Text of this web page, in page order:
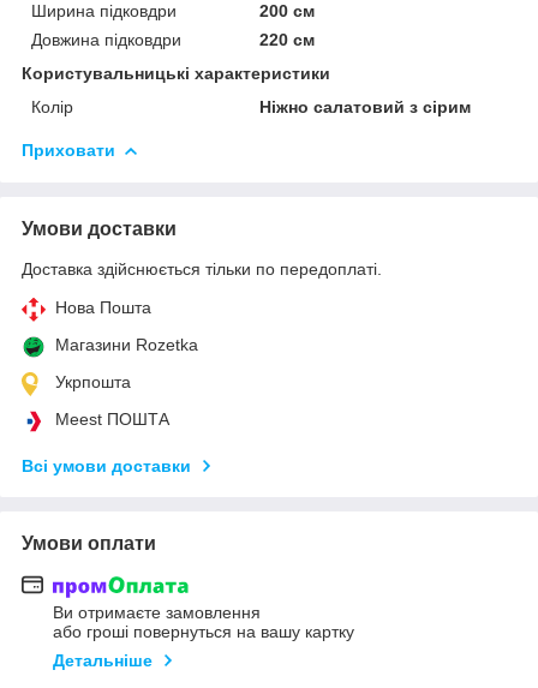
Ширина підковдри
200 см
Довжина підковдри
220 см
Користувальницькі характеристики
Колір
Ніжно салатовий з сірим
Приховати
Умови доставки
Доставка здійснюється тільки по передоплаті.
Нова Пошта
Магазини Rozetka
Укрпошта
Meest ПОШТА
Всі умови доставки
Умови оплати
Ви отримаєте замовлення
або гроші повернуться на вашу картку
Детальніше